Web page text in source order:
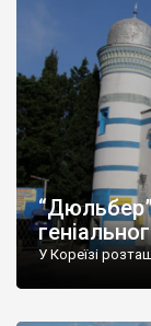
У Кореїзі